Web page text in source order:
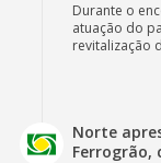
Durante o
atuação do
revitalização
Norte
Ferrogrão,